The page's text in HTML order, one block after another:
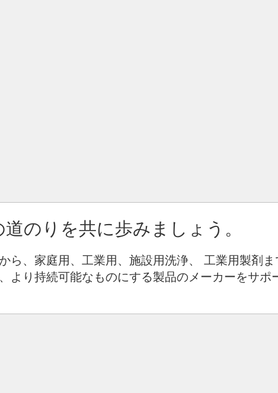
のりを共に歩みましょう。
ら、家庭用、工業用、施設用洗浄、 工業用製剤
より持続可能なものにする製品のメーカーをサポ